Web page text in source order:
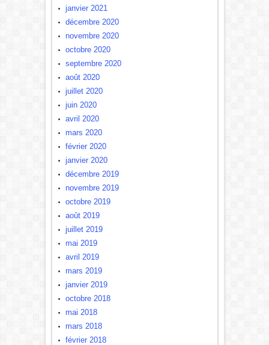
janvier 2021
décembre 2020
novembre 2020
octobre 2020
septembre 2020
août 2020
juillet 2020
juin 2020
avril 2020
mars 2020
février 2020
janvier 2020
décembre 2019
novembre 2019
octobre 2019
août 2019
juillet 2019
mai 2019
avril 2019
mars 2019
janvier 2019
octobre 2018
mai 2018
mars 2018
février 2018